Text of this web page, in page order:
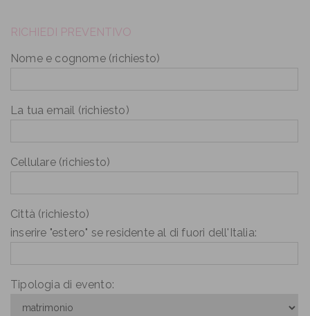
RICHIEDI PREVENTIVO
Nome e cognome (richiesto)
La tua email (richiesto)
Cellulare (richiesto)
Città (richiesto)
inserire "estero" se residente al di fuori dell'Italia:
Tipologia di evento: